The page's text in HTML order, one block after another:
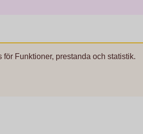
Funktioner, prestanda och statistik.